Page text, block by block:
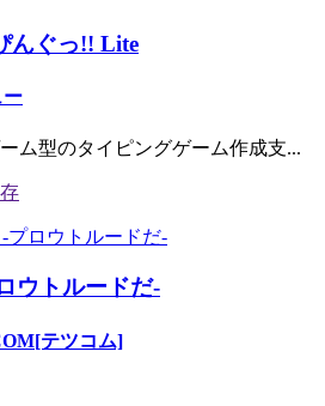
んぐっ!! Lite
ー
ム型のタイピングゲーム作成支...
ウトルードだ-
テツコム]